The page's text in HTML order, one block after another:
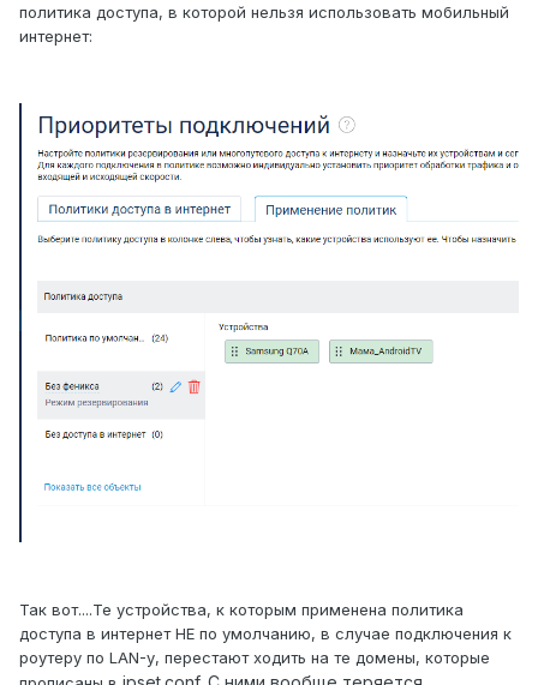
политика доступа, в которой нельзя использовать мобильный
интернет:
Так вот....Те устройства, к которым применена политика
доступа в интернет НЕ по умолчанию, в случае подключения к
роутеру по LAN-у, перестают ходить на те домены, которые